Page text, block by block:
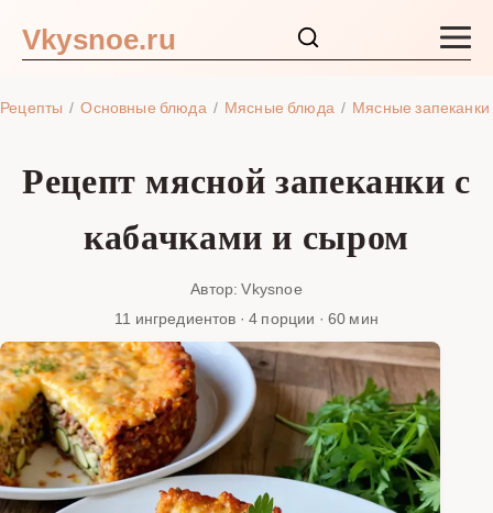
Vkysnoe.ru
Рецепты Основные блюда Мясные блюда Мясные запеканки
Рецепт мясной запеканки с
кабачками и сыром
Автор: Vkysnoe
11 ингредиентов · 4 порции · 60 мин